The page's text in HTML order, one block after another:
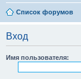
Список форумов
Вход
Имя пользователя: